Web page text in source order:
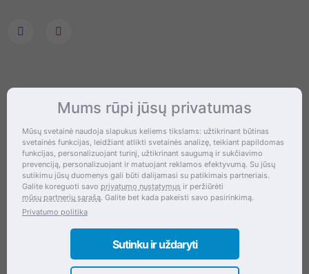
Informacija
Apie mus
Kontaktai
DUK
Straipsniai
Pagalba Klientams
Mums rūpi jūsų privatumas
Mūsų svetainė naudoja slapukus keliems tikslams: užtikrinant būtinas
svetainės funkcijas, leidžiant atlikti svetainės analizę, teikiant papildomas
funkcijas, personalizuojant turinį, užtikrinant saugumą ir sukčiavimo
prevenciją, personalizuojant ir matuojant reklamos efektyvumą. Su jūsų
sutikimu jūsų duomenys gali būti dalijamasi su patikimais partneriais.
Galite koreguoti savo privatumo nustatymus ir peržiūrėti
mūsų partnerių sąrašą. Galite bet kada pakeisti savo pasirinkimą.
Privatumo politika
Sutinku ir uždaryti